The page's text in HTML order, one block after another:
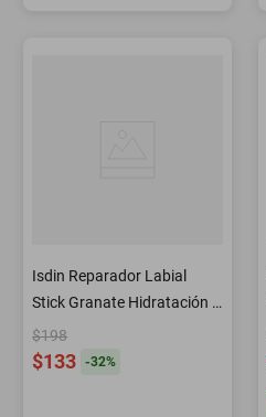
Isdin Reparador Labial
Stick Granate Hidratación y
Color 4 g
$198
$133 -32%